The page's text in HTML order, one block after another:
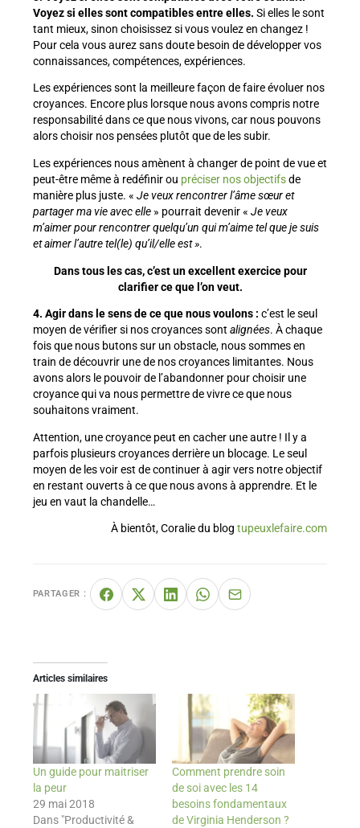
Voyez si elles sont compatibles entre elles. Si elles le sont
tant mieux, sinon choisissez si vous voulez en changez !
Pour cela vous aurez sans doute besoin de développer vos
connaissances, compétences, expériences.
Les expériences sont la meilleure façon de faire évoluer nos
croyances. Encore plus lorsque nous avons compris notre
responsabilité dans ce que nous vivons, car nous pouvons
alors choisir nos pensées plutôt que de les subir.
Les expériences nous amènent à changer de point de vue et
peut-être même à redéfinir ou préciser nos objectifsde
manière plus juste. « Je veux rencontrer l’âme sœur et
partager ma vie avec elle » pourrait devenir « Je veux
m’aimer pour rencontrer quelqu’un qui m’aime tel que je suis
et aimer l’autre tel(le) qu’il/elle est ».
Dans tous les cas, c’est un excellent exercice pour
clarifier ce que l’on veut.
4. Agir dans le sens de ce que nous voulons : c’est le seul
moyen de vérifier si nos croyances sont alignées. À chaque
fois que nous butons sur un obstacle, nous sommes en
train de découvrir une de nos croyances limitantes. Nous
avons alors le pouvoir de l’abandonner pour choisir une
croyance qui va nous permettre de vivre ce que nous
souhaitons vraiment.
Attention, une croyance peut en cacher une autre ! Il y a
parfois plusieurs croyances derrière un blocage. Le seul
moyen de les voir est de continuer à agir vers notre objectif
en restant ouverts à ce que nous avons à apprendre. Et le
jeu en vaut la chandelle…
À bientôt, Coralie du blogtupeuxlefaire.com
PARTAGER :
Articles similaires
Un guide pour maitriser
la peur
29 mai 2018
Dans "Productivité &
Comment prendre soin
de soi avec les 14
besoins fondamentaux
de Virginia Henderson ?